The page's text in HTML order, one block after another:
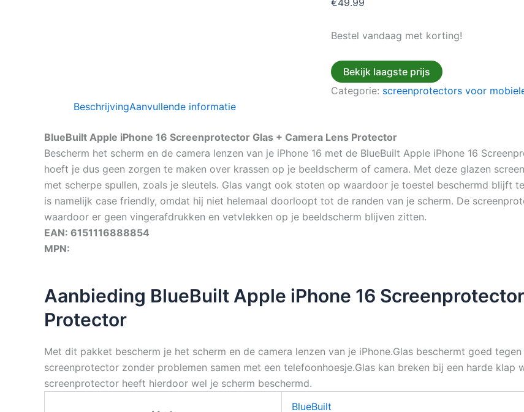
€49.99
Bestel vandaag met korting!
Bekijk laagste prijs
Categorie: screenprotectors voor
BeschrijvingAanvullende informatie
BlueBuilt Apple iPhone 16 Screenprotector Glas + Camera Lens Protector
Bescherm het scherm en de camera lenzen van je iPhone 16 met de BlueBuilt Apple iPhone 16
hoeft je dus geen zorgen te maken over krassen op je beeldscherm of camera. Met deze glazen
met scherpe spullen, zoals je sleutels. Glas vangt ook stoten op waardoor je toestel beschermd blijft
is namelijk case friendly, omdat hij niet helemaal doorloopt tot de randen van je scherm. De
waardoor er geen vingerafdrukken en vetvlekken op je beeldscherm blijven zitten.
EAN: 6151116888854
MPN:
Aanbieding BlueBuilt Apple iPhone 16
Protector
Met dit pakket bescherm je het scherm en de camera lenzen van je iPhone.Glas beschermt goed
screenprotector zonder problemen samen met een telefoonhoesje.Glas kan breken bij een harde klap
screenprotector heeft hierdoor wel je scherm beschermd.
BlueBuilt